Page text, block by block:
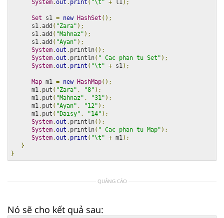
System.out . print ( "\t" + l1 );
Set s1 = new HashSet ();
      s1
.add ( "Zara" );
      s1
.add ( "Mahnaz" );
      s1
.add ( "Ayan" );
System.out . println();
System.out . println( " Cac phan tu Set" );
System.out . print ( "\t" + s1 );
Map m1 = new HashMap();
      m1
. put ( "Zara" , "8" );
      m1
. put ( "Mahnaz" , "31" );
      m1
. put ( "Ayan" , "12" );
      m1
. put ( "Daisy" , "14" );
System.out . println();
System.out . println( " Cac phan tu Map" );
System.out . print ( "\t" + m1 );
}
}
QUẢNG CÁO
Nó sẽ cho kết quả sau: